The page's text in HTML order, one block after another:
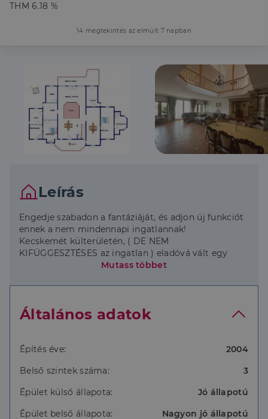
THM 6.18 %
14 megtekintés az elmúlt 7 napban
Leírás
Engedje szabadon a fantáziáját, és adjon új funkciót
ennek a nem mindennapi ingatlannak!
Kecskemét külterületén, ( DE NEM
KIFÜGGESZTÉSES az ingatlan ) eladóvá vált egy
2004-ben megépített, nagyon különleges, speciális
adódóan többféle hasznosítási célban gondolkozó
A ház egy 4000 nm-es területen megépült kivett
Csak a nappali- étkező 70 nm, ehhez kapcsolódik
Ezen a szinten az egyik oldalon egy hálószoba, és
nappali másik feléből tudjuk megközelíteni a nagy
'lakosztályt', amely 3 szobából és egy azokhoz
Mutass többet
Általános adatok
Építés éve:
2004
Belső szintek száma:
3
Épület külső állapota:
Jó állapotú
Épület belső állapota:
Nagyon jó állapotú